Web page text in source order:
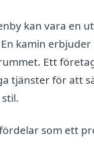
kan vara en
kamin
Ett
tjänster för att
som ett